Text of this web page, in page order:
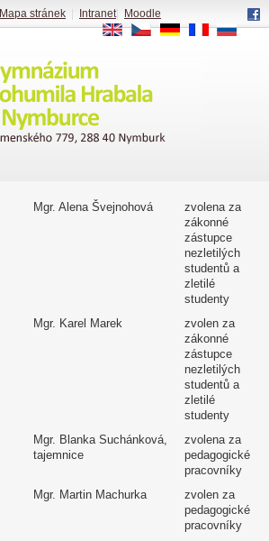
Mgr. Alena Švejnohová
zvolena za
zákonné
zástupce
nezletilých
studentů a
zletilé
studenty
Mgr. Karel Marek
zvolen za
zákonné
zástupce
nezletilých
studentů a
zletilé
studenty
Mgr. Blanka Suchánková,
tajemnice
zvolena za
pedagogické
pracovníky
Mgr. Martin Machurka
zvolen za
pedagogické
pracovníky
Mapa stránek Intranet|
Moodle
EN
CS DE FR RU